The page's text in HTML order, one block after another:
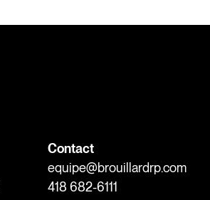
Contact
equipe@brouillardrp.com
418 682-6111